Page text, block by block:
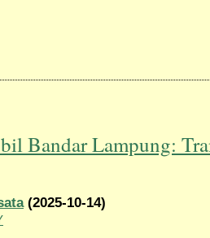
Bandar Lampung:
(2025-10-14)